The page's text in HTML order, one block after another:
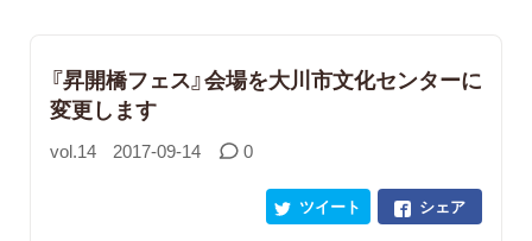
『昇開橋フェス』会場を大川市文化センターに
変更します
vol.14 2017-09-14 0
シェア
ツイート